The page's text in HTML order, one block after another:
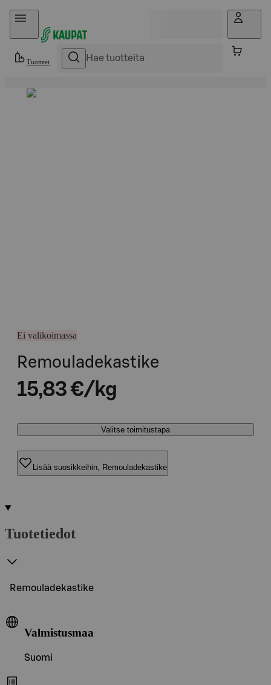
Hyppää sisältöön
Tuotteet
Ei valikoimassa
Remouladekastike
15,83 €/kg
Valitse toimitustapa
Lisää suosikkeihin, Remouladekastike
Tuotetiedot
Remouladekastike
Valmistusmaa
Suomi